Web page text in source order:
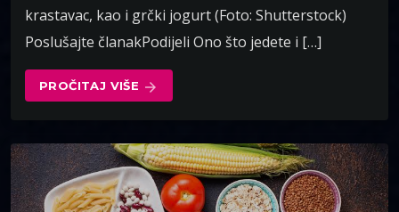
krastavac, kao i grčki jogurt (Foto: Shutterstock)
Poslušajte članakPodijeli Ono što jedete i […]
PROČITAJ VIŠE arrow_forward